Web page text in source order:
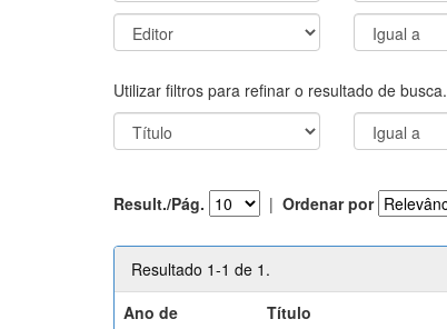
Utilizar filtros para refinar o resultado de busca.
Result./Pág. | Ordenar por
Resultado 1-1 de 1.
Ano de
Título